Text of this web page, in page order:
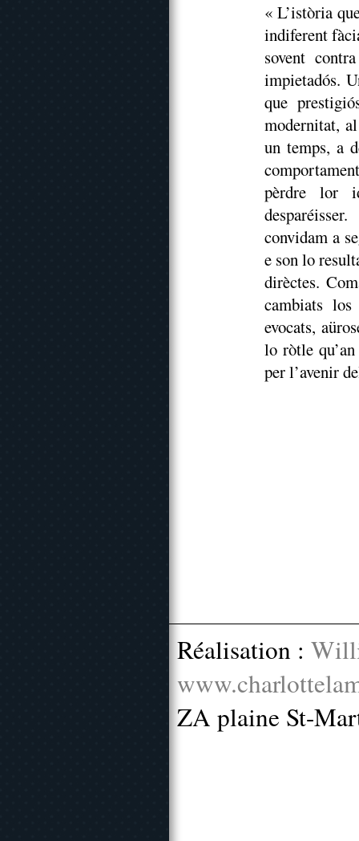
« L’istòria
indiferent
sovent
impietadós.
que
modernitat,
un temps, a
pèrdre lor
convidam a
e son lo
dirèctes.
cambiats los
evocats,
lo ròtle
per l’avenir
Réalisation :
ZA plaine St-